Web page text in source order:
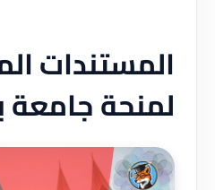
المستندات
لمنحة جامعة